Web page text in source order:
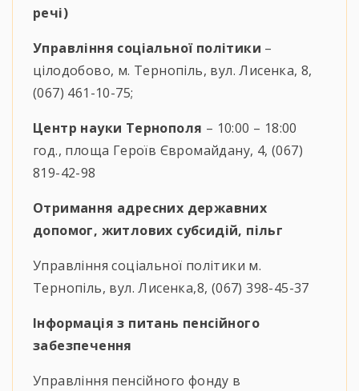
речі)
Управління соціальної політики –
цілодобово, м. Тернопіль, вул. Лисенка, 8,
(067) 461-10-75;
Центр науки Тернополя – 10:00 – 18:00
год., площа Героїв Євромайдану, 4, (067)
819-42-98
Отримання адресних державних
допомог, житлових субсидій, пільг
Управління соціальної політики м.
Тернопіль, вул. Лисенка,8, (067) 398-45-37
Інформація з питань пенсійного
забезпечення
Управління пенсійного фонду в